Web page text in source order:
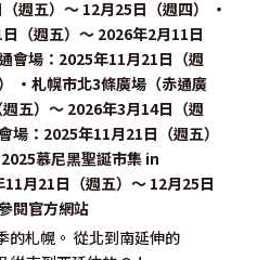
的札幌。 從北到南延伸的
週五）～ 12月25日（週四） ・
（週五）～ 2026年2月11日
會場：2025年11月21日（週
・札幌市北3條廣場（赤通廣
五）～ 2026年3月14日（週
場：2025年11月21日（週五）
慕尼黑聖誕市集 in
月21日（週五）～ 12月25日
閱官方網站